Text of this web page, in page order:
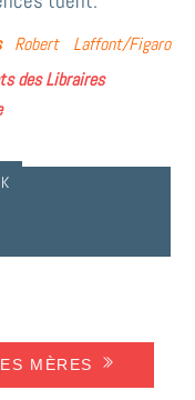
Robert Laffont/Figaro
des Libraires
MÈRES